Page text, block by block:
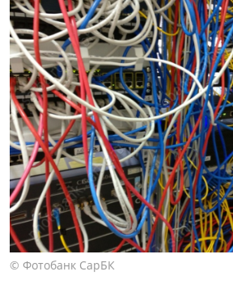
© Фотобанк СарБК